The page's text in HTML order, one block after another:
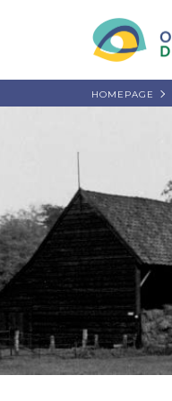
HOMEPAGE